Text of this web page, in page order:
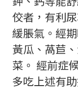
佼者，有利
緩脹氣。經
黃瓜、萵苣
菜。 經前症
多吃上述有